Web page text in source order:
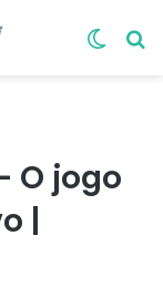
O jogo
|